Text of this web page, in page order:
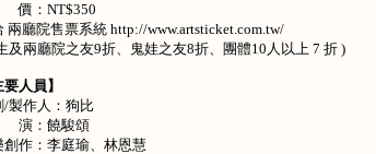
：NT$350
兩廳院售票系統 http://www.artsticket.com.tw/
及兩廳院之友9折、鬼娃之友8折、團體10人以上 7 折 )
要人員】
/製作人：狗比
：饒駿頌
創作：李庭瑜、林恩慧